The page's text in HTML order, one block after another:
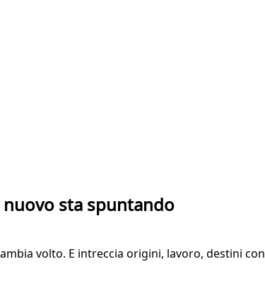
sta spuntando
volto. E intreccia origini, lavoro, destini